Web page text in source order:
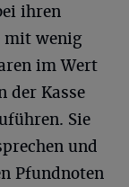
ihren
mit wenig
im Wert
der Kasse
Sie
und
Pfundnoten